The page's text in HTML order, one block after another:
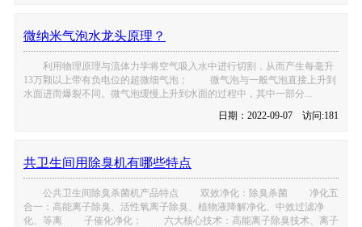
微纳米气泡水龙头原理？
利用物理原理与流体力学将空气吸入水中进行切割，从而产生每毫升
13万颗以上带有负电位的超微细气泡； 微气泡与一般气泡直接上升到
水面进而爆裂不同。微气泡缓慢上升到水面的过程中，其中一部分...
日期：2022-09-07 访问:181
共卫生间用除臭机有哪些特点
公共卫生间除臭杀菌机产品特点 双效净化：除臭杀菌 净化五
合一：高能离子除臭、活性氧离子除臭、植物液降解净化、中效过滤净
化、等离 子催化净化； 六大核心技术：高能离子除臭技术、离子